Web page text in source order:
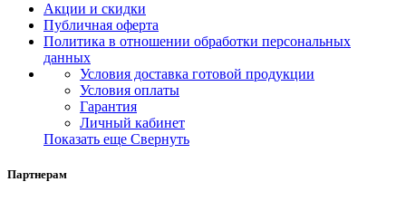
Акции и скидки
Публичная оферта
Политика в отношении обработки персональных
данных
Условия доставка готовой продукции
Условия оплаты
Гарантия
Личный кабинет
Показать еще Свернуть
Партнерам